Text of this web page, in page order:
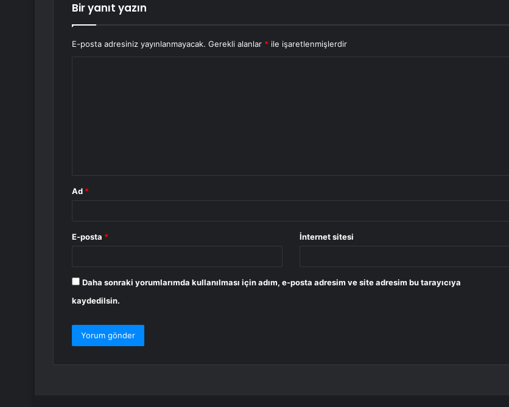
Bir yanıt yazın
E-posta adresiniz yayınlanmayacak. Gerekli alanlar * ile işaretlenmişlerdir
Ad *
E-posta * İnternet sitesi
Daha sonraki yorumlarımda kullanılması için adım, e-posta adresim ve site adresim bu tarayıcıya
kaydedilsin.